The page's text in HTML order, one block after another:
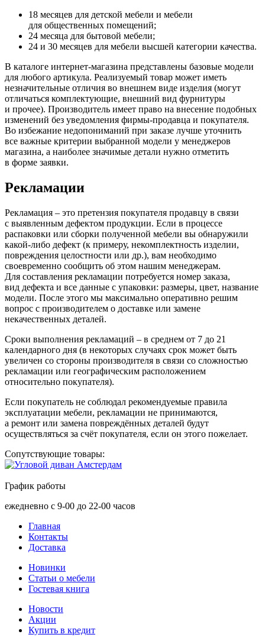
18 месяцев для детской мебели и мебели
для общественных помещений;
24 месяца для бытовой мебели;
24 и 30 месяцев для мебели высшей категории качества.
В каталоге интернет-магазина представлены базовые модели
для любого артикула. Реализуемый товар может иметь
незначительные отличия во внешнем виде изделия (могут
отличаться комплектующие, внешний вид фурнитуры
и прочее). Производитель имеет право на внесение подобных
изменений без уведомления фирмы-продавца и покупателя.
Во избежание недопониманий при заказе лучше уточнить
все важные критерии выбранной модели у менеджеров
магазина, а наиболее значимые детали нужно отметить
в форме заявки.
Рекламации
Рекламация – это претензия покупателя продавцу в связи
с выявленным дефектом продукции. Если в процессе
распаковки или сборки полученной мебели вы обнаружили
какой-либо дефект (к примеру, некомплектность изделии,
повреждения целостности или др.), вам необходимо
своевременно сообщить об этом нашим менеджерам.
Для составления рекламации потребуется номер заказа,
вид дефекта и все данные с упаковки: размеры, цвет, название
модели. После этого мы максимально оперативно решим
вопрос с производителем о доставке или замене
некачественных деталей.
Сроки выполнения рекламаций – в среднем от 7 до 21
календарного дня (в некоторых случаях срок может быть
увеличен со стороны производителя в связи со сложностью
рекламации или географическим расположением
относительно покупателя).
Если покупатель не соблюдал рекомендуемые правила
эксплуатации мебели, рекламации не принимаются,
а ремонт или замена повреждённых деталей будут
осуществляться за счёт покупателя, если он этого пожелает.
Сопутствующие товары:
График работы
ежедневно с 9-00 до 22-00 часов
Главная
Контакты
Доставка
Новинки
Статьи о мебели
Гостевая книга
Новости
Акции
Купить в кредит